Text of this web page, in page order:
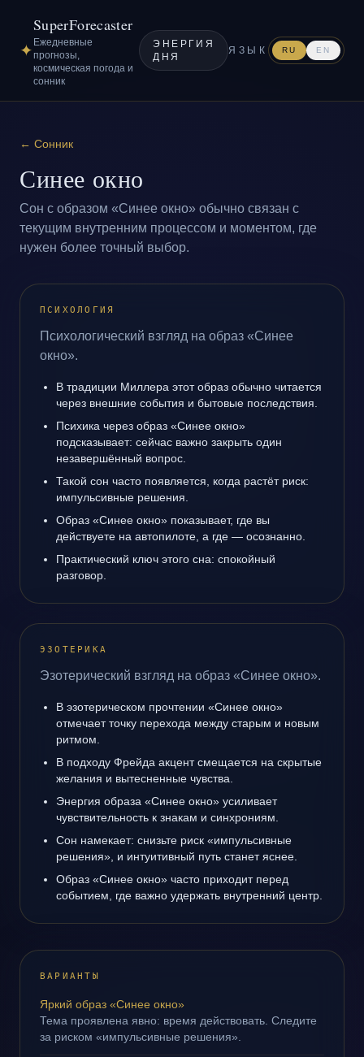
✦
SuperForecaster
Ежедневные
прогнозы,
космическая погода и
сонник
ЭНЕРГИЯ
ДНЯ
ЯЗЫК RU EN
← Сонник
Синее окно
Сон с образом «Синее окно» обычно связан с
текущим внутренним процессом и моментом, где
нужен более точный выбор.
ПСИХОЛОГИЯ
Психологический взгляд на образ «Синее
окно».
В традиции Миллера этот образ обычно читается
через внешние события и бытовые последствия.
Психика через образ «Синее окно»
подсказывает: сейчас важно закрыть один
незавершённый вопрос.
Такой сон часто появляется, когда растёт риск:
импульсивные решения.
Образ «Синее окно» показывает, где вы
действуете на автопилоте, а где — осознанно.
Практический ключ этого сна: спокойный
разговор.
ЭЗОТЕРИКА
Эзотерический взгляд на образ «Синее окно».
В эзотерическом прочтении «Синее окно»
отмечает точку перехода между старым и новым
ритмом.
В подходу Фрейда акцент смещается на скрытые
желания и вытесненные чувства.
Энергия образа «Синее окно» усиливает
чувствительность к знакам и синхрониям.
Сон намекает: снизьте риск «импульсивные
решения», и интуитивный путь станет яснее.
Образ «Синее окно» часто приходит перед
событием, где важно удержать внутренний центр.
ВАРИАНТЫ
Яркий образ «Синее окно»
Тема проявлена явно: время действовать. Следите
за риском «импульсивные решения».